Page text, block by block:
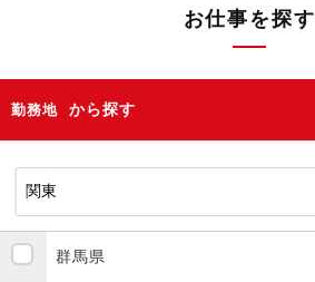
お仕事を探す
勤務地 から探す
群馬県